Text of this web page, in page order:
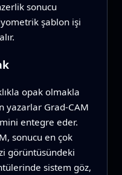
sonucu
şablon işi
opak olmakla
yazarlar Grad-CAM
entegre eder.
sonucu en çok
görüntüsündeki
sistem göz,